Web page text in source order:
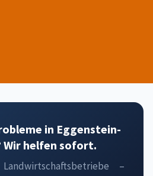
in Eggenstein-
Wir helfen sofort.
–